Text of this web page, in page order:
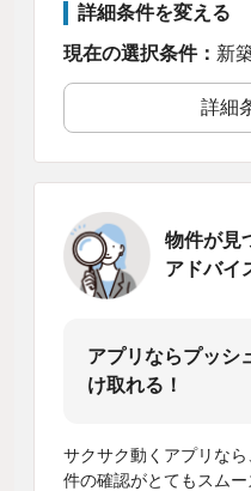
詳細条件を変える
現在の選択条件： 新
詳細
物件が見
アドバイ
アプリならプッシ
け取れる！
サクサク動くアプリな
件の確認がとてもスムー